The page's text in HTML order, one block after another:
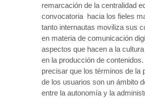
remarcación de la centralidad
convocatoria hacia los fieles
tanto internautas moviliza sus
en materia de comunicación
aspectos que hacen a la
en la producción de
precisar que los términos de la
de los usuarios son un ámbito
entre la autonomía y la